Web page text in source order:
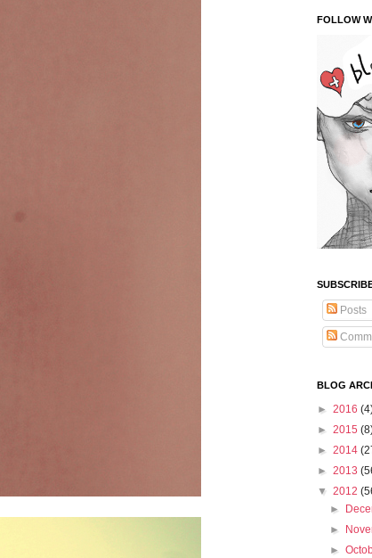
FOLLOW
Posts
BLOG
► 2016
► 2015
► 2014
► 2013
▼ 2012
►
►
►